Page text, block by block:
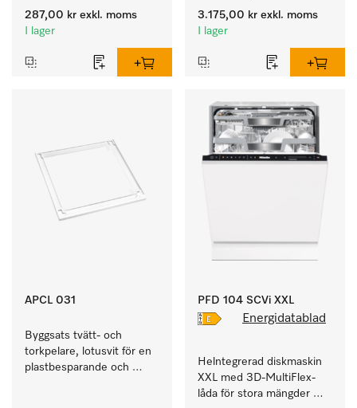
287,00 kr exkl. moms
I lager
färdigställande av AD-
vatten.
3.175,00 kr exkl. moms
I lager
APCL 031
Byggsats tvätt- och
torkpelare, lotusvit för en
plastbesparande och
PFD 104 SCVi XXL
Energidatablad
Helntegrerad diskmaskin
XXL med 3D-MultiFlex-
låda för stora mängder